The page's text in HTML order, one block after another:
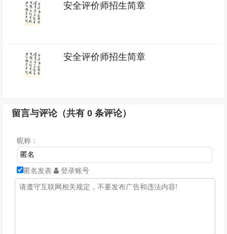
安全评价师招生简章
安全评价师招生简章
留言与评论（共有0 条评论）
昵称：
匿名发表 登录账号